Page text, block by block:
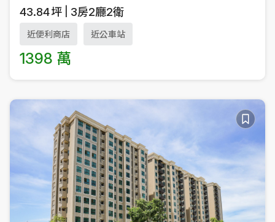
43.84坪 3房2廳2衛
近便利商店 近公車站
1398 萬